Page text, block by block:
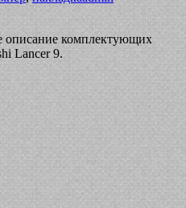
описание комплектующих
Lancer 9.